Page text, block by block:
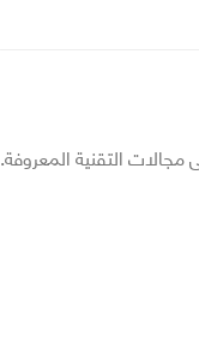
التقنية المعروفة.